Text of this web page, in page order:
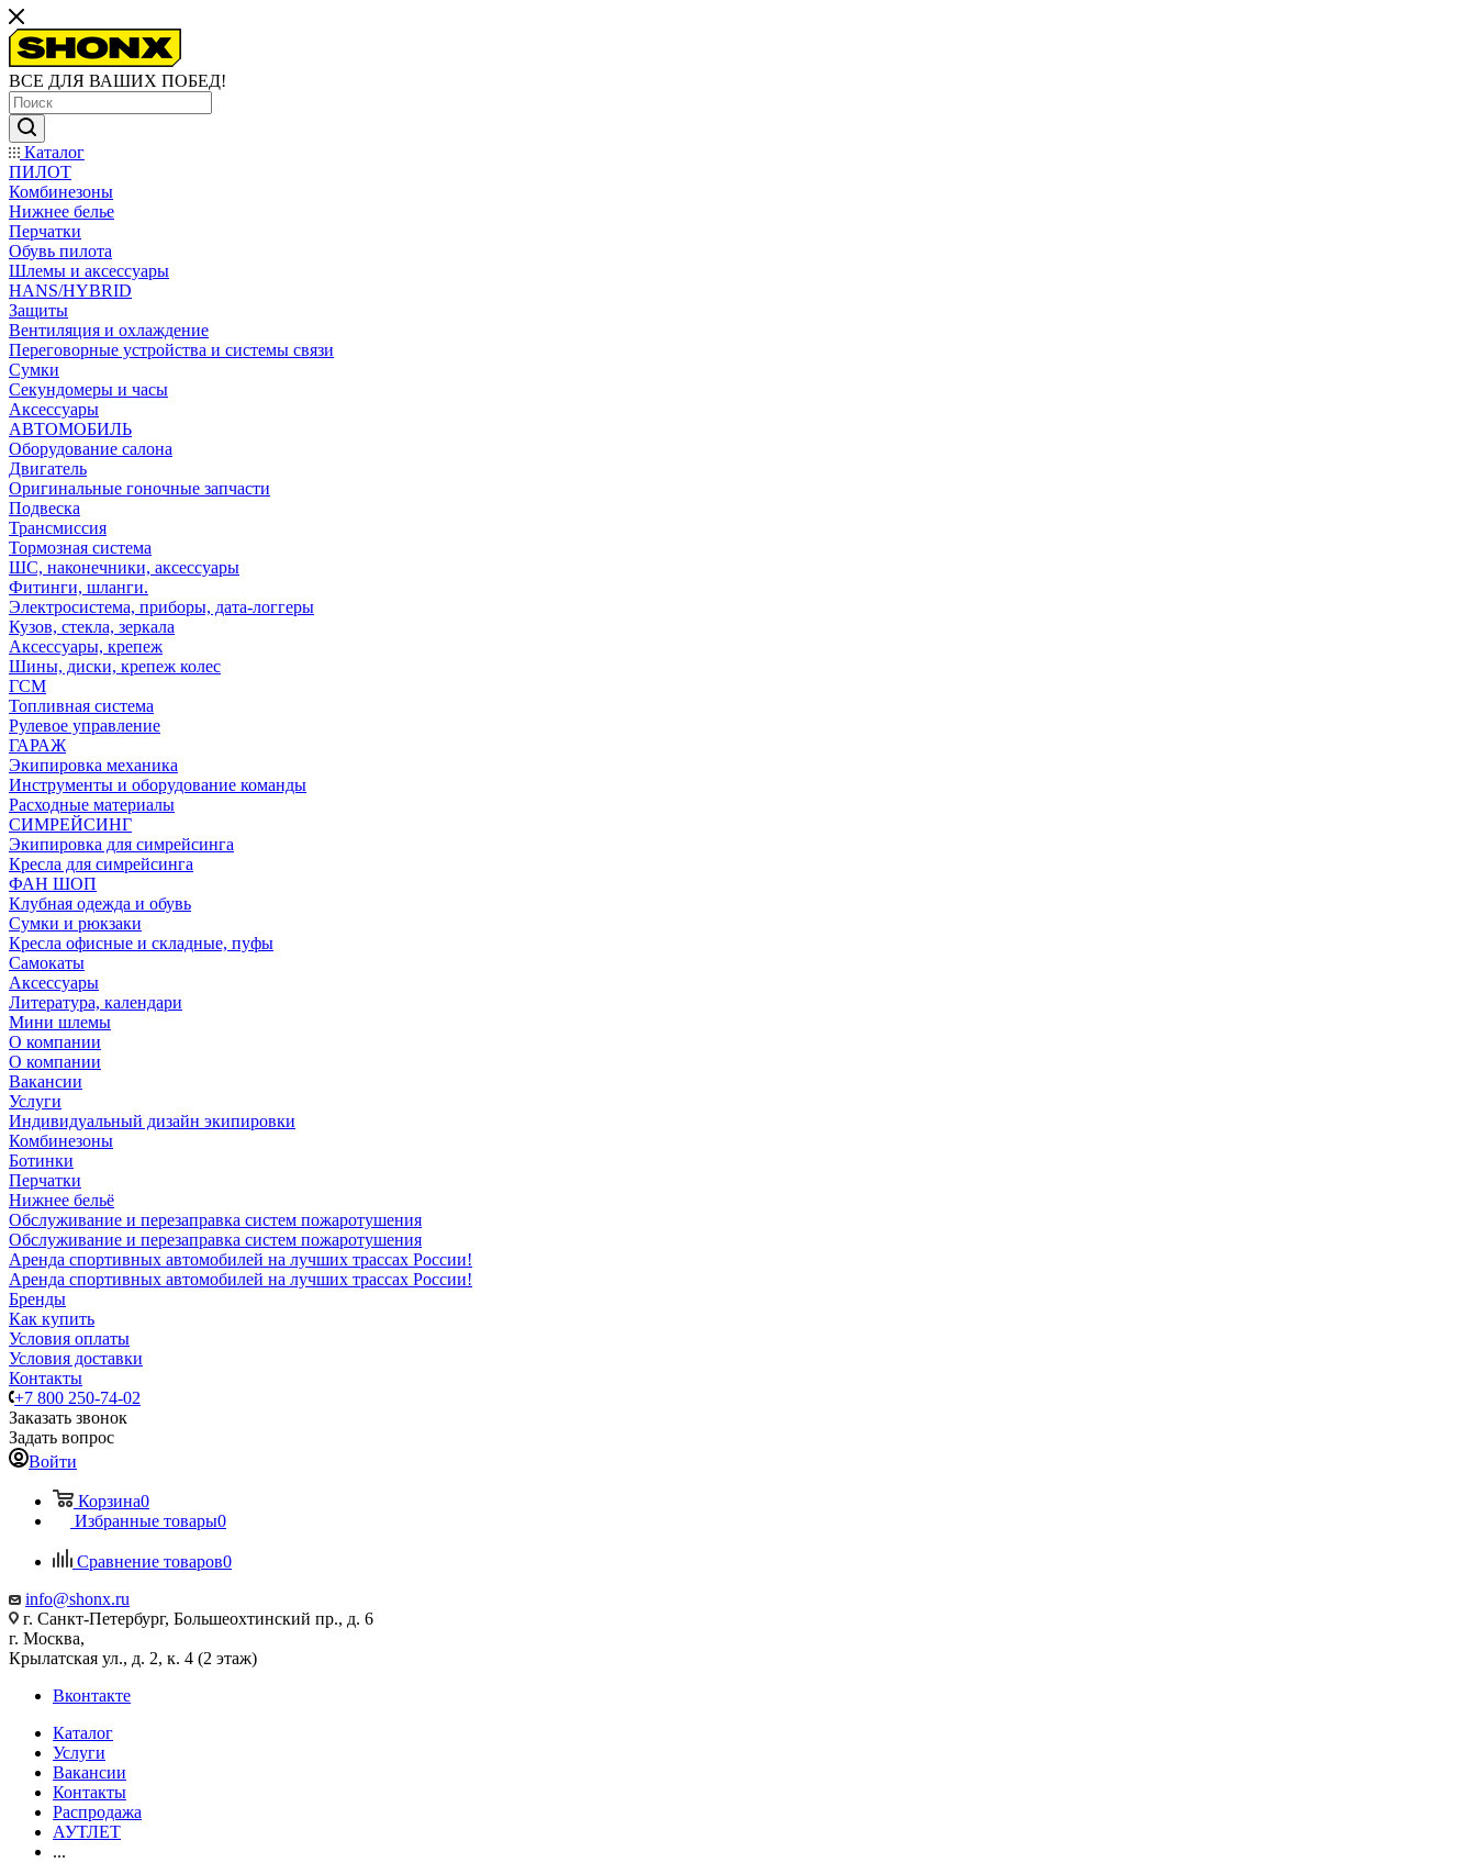
ВСЕ ДЛЯ ВАШИХ ПОБЕД!
Каталог
ПИЛОТ
Комбинезоны
Нижнее белье
Перчатки
Обувь пилота
Шлемы и аксессуары
HANS/HYBRID
Защиты
Вентиляция и охлаждение
Переговорные устройства и системы связи
Сумки
Секундомеры и часы
Аксессуары
АВТОМОБИЛЬ
Оборудование салона
Двигатель
Оригинальные гоночные запчасти
Подвеска
Трансмиссия
Тормозная система
ШС, наконечники, аксессуары
Фитинги, шланги.
Электросистема, приборы, дата-логгеры
Кузов, стекла, зеркала
Аксессуары, крепеж
Шины, диски, крепеж колес
ГСМ
Топливная система
Рулевое управление
ГАРАЖ
Экипировка механика
Инструменты и оборудование команды
Расходные материалы
СИМРЕЙСИНГ
Экипировка для симрейсинга
Кресла для симрейсинга
ФАН ШОП
Клубная одежда и обувь
Сумки и рюкзаки
Кресла офисные и складные, пуфы
Самокаты
Аксессуары
Литература, календари
Мини шлемы
О компании
О компании
Вакансии
Услуги
Индивидуальный дизайн экипировки
Комбинезоны
Ботинки
Перчатки
Нижнее бельё
Обслуживание и перезаправка систем пожаротушения
Обслуживание и перезаправка систем пожаротушения
Аренда спортивных автомобилей на лучших трассах России!
Аренда спортивных автомобилей на лучших трассах России!
Бренды
Как купить
Условия оплаты
Условия доставки
Контакты
+7 800 250-74-02
Заказать звонок
Задать вопрос
Войти
Корзина0
Избранные товары0
Сравнение товаров0
info@shonx.ru
г. Санкт-Петербург, Большеохтинский пр., д. 6
г. Москва,
Крылатская ул., д. 2, к. 4 (2 этаж)
Вконтакте
Каталог
Услуги
Вакансии
Контакты
Распродажа
АУТЛЕТ
...